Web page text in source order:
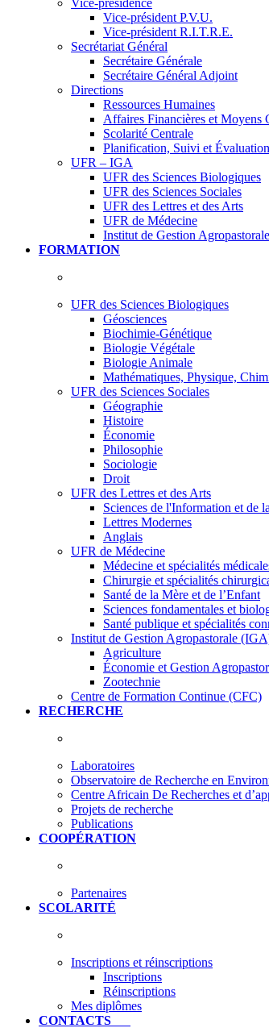
Vice-présidence
Vice-président P.V.U.
Vice-président R.I.T.R.E.
Secrétariat Général
Secrétaire Générale
Secrétaire Général Adjoint
Directions
Ressources Humaines
Affaires Financières et Moyens
Scolarité Centrale
Planification, Suivi et Évaluation
UFR – IGA
UFR des Sciences Biologiques
UFR des Sciences Sociales
UFR des Lettres et des Arts
UFR de Médecine
Institut de Gestion
FORMATION
UFR des Sciences Biologiques
Géosciences
Biochimie-Génétique
Biologie Végétale
Biologie Animale
Mathématiques, Physique,
UFR des Sciences Sociales
Géographie
Histoire
Économie
Philosophie
Sociologie
Droit
UFR des Lettres et des Arts
Sciences de l'Information et de
Lettres Modernes
Anglais
UFR de Médecine
Médecine et spécialités
Chirurgie et spécialités
Santé de la Mère et de l’Enfant
Sciences fondamentales et
Santé publique et spécialités
Institut de Gestion Agropastorale
Agriculture
Économie et Gestion
Zootechnie
Centre de Formation Continue (CFC)
RECHERCHE
Laboratoires
Observatoire de Recherche en
Centre Africain De Recherches et
Projets de recherche
Publications
COOPÉRATION
Partenaires
SCOLARITÉ
Inscriptions et réinscriptions
Inscriptions
Réinscriptions
Mes diplômes
CONTACTS